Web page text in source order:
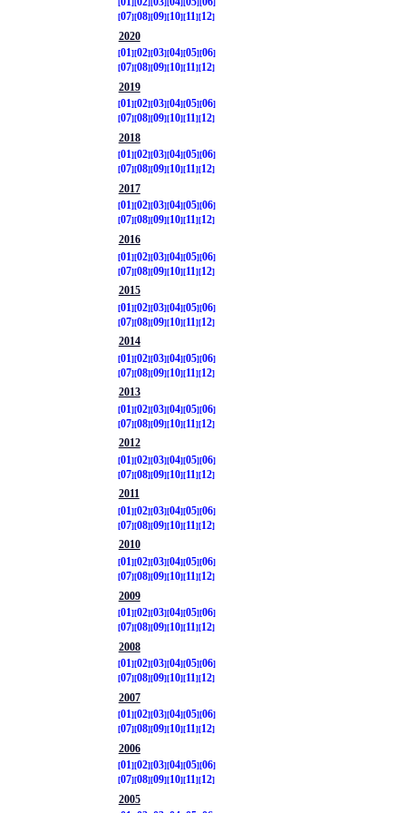
07 08 09 10 11
12
2020
01
02 03 04 05 06
07 08 09 10 11
12
2019
01
02 03 04 05 06
07 08 09 10 11
12
2018
01 02 03 04 05 06
07 08 09 10 11 12
2017
01 02 03 04 05 06
07 08 09 10 11 12
2016
01
02 03 04 05 06
07 08 09 10 11
12
2015
01
02 03 04 05 06
07 08 09 10 11
12
2014
01
02 03 04 05 06
07 08 09 10 11
12
2013
01
02 03 04 05 06
07 08 09 10 11
12
2012
01
02 03 04 05 06
07 08 09 10 11
12
2011
01
02 03 04 05 06
07 08 09 10 11
12
2010
01
02 03 04 05 06
07 08 09 10 11
12
2009
01
02 03 04 05 06
07 08 09 10 11
12
2008
01
02 03 04 05 06
07 08 09 10 11
12
2007
01
02 03 04 05 06
07 08 09 10 11
12
2006
01
02 03 04 05 06
07 08 09 10 11
12
2005